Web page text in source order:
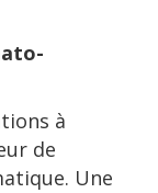
à
de
Une